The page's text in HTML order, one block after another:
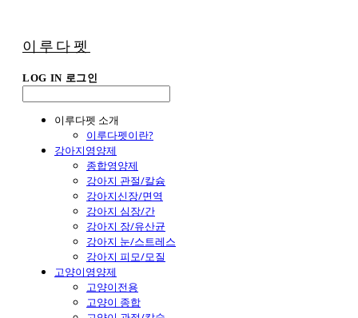
이루다펫
LOG IN 로그인
이루다펫 소개
이루다펫이란?
강아지영양제
종합영양제
강아지 관절/칼슘
강아지신장/면역
강아지 심장/간
강아지 장/유산균
강아지 눈/스트레스
강아지 피모/모질
고양이영양제
고양이전용
고양이 종합